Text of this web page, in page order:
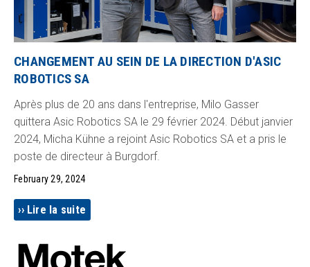
CHANGEMENT AU SEIN DE LA DIRECTION D'ASIC
ROBOTICS SA
Après plus de 20 ans dans l'entreprise, Milo Gasser
quittera Asic Robotics SA le 29 février 2024. Début janvier
2024, Micha Kühne a rejoint Asic Robotics SA et a pris le
poste de directeur à Burgdorf.
February 29, 2024
Lire la suite